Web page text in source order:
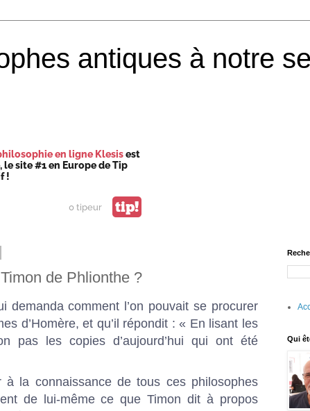
antiques à notre
en ligne Klesisest
le site #1 en Europe de Tip
!
0 tipeur tip!
de Phlionthe ?
demanda comment l’on pouvait se procurer
d’Homère, et qu’il répondit : « En lisant les
pas les copies d’aujourd’hui qui ont été
à la connaissance de tous ces philosophes
de lui-même ce que Timon dit à propos
Qui